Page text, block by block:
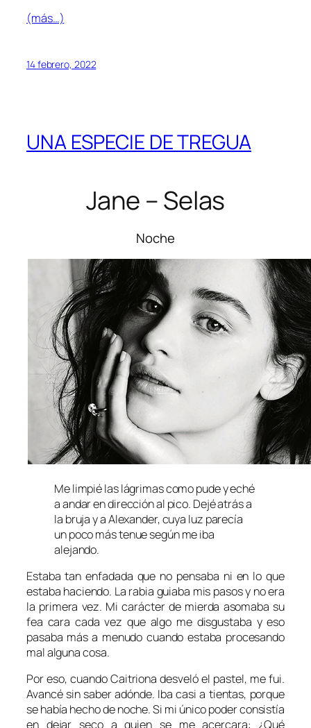
(más…)
14 febrero, 2022
UNA ESPECIE DE TREGUA
Jane – Selas
Noche
Me limpié las lágrimas como pude y eché
a andar en dirección al pico. Dejé atrás a
la bruja y a Alexander, cuya luz parecía
un poco más tenue según me iba
alejando.
Estaba tan enfadada que no pensaba ni en lo que
estaba haciendo. La rabia guiaba mis pasos y no era
la primera vez. Mi carácter de mierda asomaba su
fea cara cada vez que algo me disgustaba y eso
pasaba más a menudo cuando estaba procesando
mal alguna cosa.
Por eso, cuando Caitriona desveló el pastel, me fui.
Avancé sin saber adónde. Iba casi a tientas, porque
se había hecho de noche. Si mi único poder consistía
en dejar seco a quien se me acercara: ¿Qué